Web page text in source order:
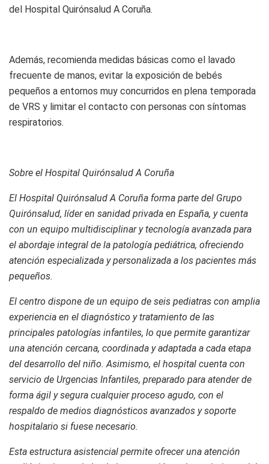
del Hospital Quirónsalud A Coruña.
Además, recomienda medidas básicas como el lavado
frecuente de manos, evitar la exposición de bebés
pequeños a entornos muy concurridos en plena temporada
de VRS y limitar el contacto con personas con síntomas
respiratorios.
Sobre el Hospital Quirónsalud A Coruña
El Hospital Quirónsalud A Coruña forma parte del Grupo
Quirónsalud, líder en sanidad privada en España, y cuenta
con un equipo multidisciplinar y tecnología avanzada para
el abordaje integral de la patología pediátrica, ofreciendo
atención especializada y personalizada a los pacientes más
pequeños.
El centro dispone de un equipo de seis pediatras con amplia
experiencia en el diagnóstico y tratamiento de las
principales patologías infantiles, lo que permite garantizar
una atención cercana, coordinada y adaptada a cada etapa
del desarrollo del niño. Asimismo, el hospital cuenta con
servicio de Urgencias Infantiles, preparado para atender de
forma ágil y segura cualquier proceso agudo, con el
respaldo de medios diagnósticos avanzados y soporte
hospitalario si fuese necesario.
Esta estructura asistencial permite ofrecer una atención